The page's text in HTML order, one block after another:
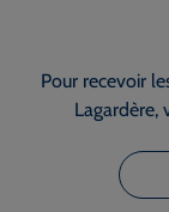
Pour recevoir
Lagardère,